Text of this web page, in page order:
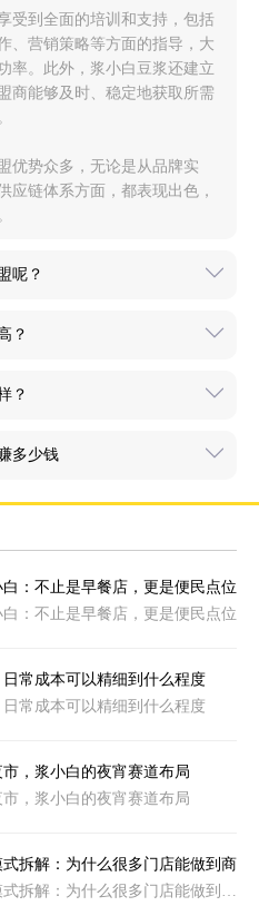
受到全面的培训和支持，包括
、营销策略等方面的指导，大
率。此外，浆小白豆浆还建立
商能够及时、稳定地获取所需
优势众多，无论是从品牌实
应链体系方面，都表现出色，
呢？
？
？
多少钱
：不止是早餐店，更是便民点位
：不止是早餐店，更是便民点位
常成本可以精细到什么程度
常成本可以精细到什么程度
，浆小白的夜宵赛道布局
，浆小白的夜宵赛道布局
拆解：为什么很多门店能做到商
浆小白外卖代运营模式拆解：为什么很多门店能做到商圈靠前